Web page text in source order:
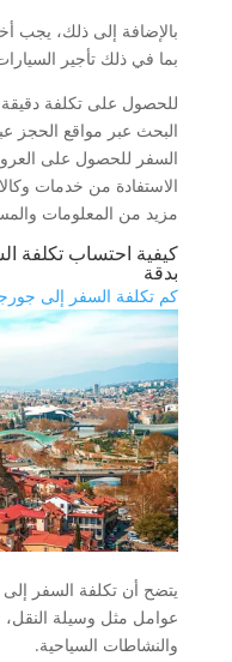
بالإضافة إلى ذلك، يجب
بما في ذلك تأجير
للحصول على تكلفة
البحث عبر مواقع الحجز
السفر للحصول على
الاستفادة من خدمات
مزيد من المعلومات
كيفية احتساب تكلفة
بدقة
كم تكلفة السفر إلى
يتضح أن تكلفة السفر
عوامل مثل وسيلة النقل،
والنشاطات السياحية.